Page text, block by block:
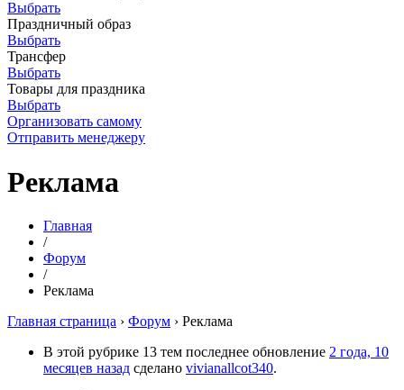
Выбрать
Праздничный образ
Выбрать
Трансфер
Выбрать
Товары для праздника
Выбрать
Организовать самому
Отправить менеджеру
Реклама
Главная
/
Форум
/
Реклама
Главная страница › Форум › Реклама
В этой рубрике 13 тем последнее обновление 2 года, 10
месяцев назад сделано vivianallcot340.